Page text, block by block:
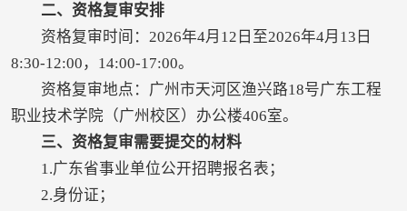
二、资格复审安排
资格复审时间：2026年4月12日至2026年4月13日
8:30-12:00，14:00-17:00。
资格复审地点：广州市天河区渔兴路18号广东工程
职业技术学院（广州校区）办公楼406室。
三、资格复审需要提交的材料
1.广东省事业单位公开招聘报名表；
2.身份证；